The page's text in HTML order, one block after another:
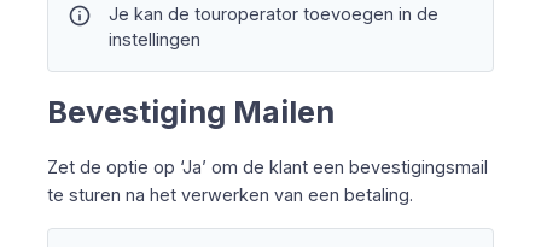
info
Je kan de touroperator toevoegen in de
instellingen
Bevestiging Mailen
Zet de optie op ‘Ja’ om de klant een bevestigingsmail
te sturen na het verwerken van een betaling.